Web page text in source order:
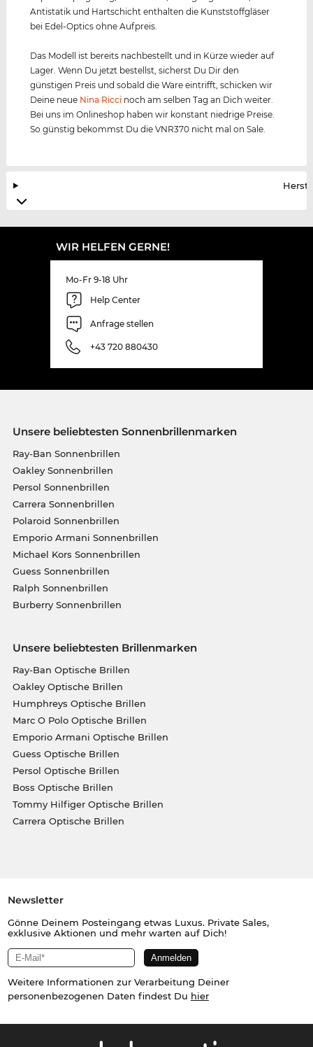
Antistatik und Hartschicht enthalten die Kunststoffgläser
bei Edel-Optics ohne Aufpreis.
Das Modell ist bereits nachbestellt und in Kürze wieder auf
Lager. Wenn Du jetzt bestellst, sicherst Du Dir den
günstigen Preis und sobald die Ware eintrifft, schicken wir
Deine neue Nina Ricci noch am selben Tag an Dich weiter.
Bei uns im Onlineshop haben wir konstant niedrige Preise.
So günstig bekommst Du die VNR370 nicht mal on Sale.
WIR HELFEN GERNE!
Mo-Fr 9-18 Uhr
Help Center
Anfrage stellen
+43 720 880430
Unsere beliebtesten Sonnenbrillenmarken
Ray-Ban Sonnenbrillen
Oakley Sonnenbrillen
Persol Sonnenbrillen
Carrera Sonnenbrillen
Polaroid Sonnenbrillen
Emporio Armani Sonnenbrillen
Michael Kors Sonnenbrillen
Guess Sonnenbrillen
Ralph Sonnenbrillen
Burberry Sonnenbrillen
Unsere beliebtesten Brillenmarken
Ray-Ban Optische Brillen
Oakley Optische Brillen
Humphreys Optische Brillen
Marc O Polo Optische Brillen
Emporio Armani Optische Brillen
Guess Optische Brillen
Persol Optische Brillen
Boss Optische Brillen
Tommy Hilfiger Optische Brillen
Carrera Optische Brillen
Newsletter
Gönne Deinem Posteingang etwas Luxus. Private Sales,
exklusive Aktionen und mehr warten auf Dich!
Weitere Informationen zur Verarbeitung Deiner
personenbezogenen Daten findest Du hier